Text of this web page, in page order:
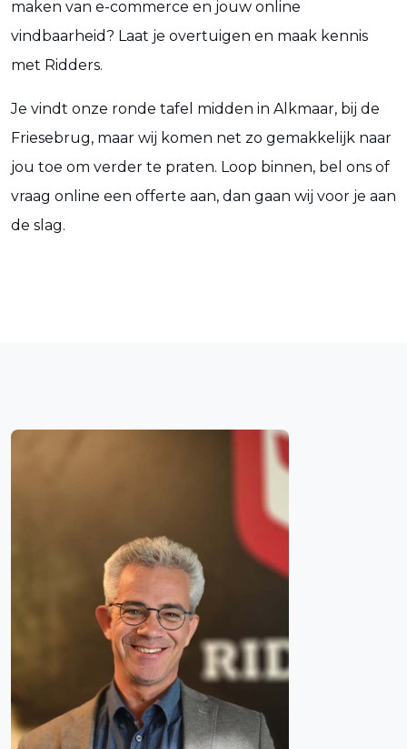
maken van e-commerce en jouw online
vindbaarheid? Laat je overtuigen en maak kennis
met Ridders.
Je vindt onze ronde tafel midden in Alkmaar, bij de
Friesebrug, maar wij komen net zo gemakkelijk naar
jou toe om verder te praten. Loop binnen, bel ons of
vraag online een offerte aan, dan gaan wij voor je aan
de slag.